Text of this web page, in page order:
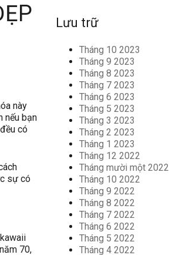
này
nếu bạn
có
sự có
70,
Lưu trữ
Tháng 10 2023
Tháng 9 2023
Tháng 8 2023
Tháng 7 2023
Tháng 6 2023
Tháng 5 2023
Tháng 3 2023
Tháng 2 2023
Tháng 1 2023
Tháng 12 2022
Tháng mười một 2022
Tháng 10 2022
Tháng 9 2022
Tháng 8 2022
Tháng 7 2022
Tháng 6 2022
Tháng 5 2022
Tháng 4 2022